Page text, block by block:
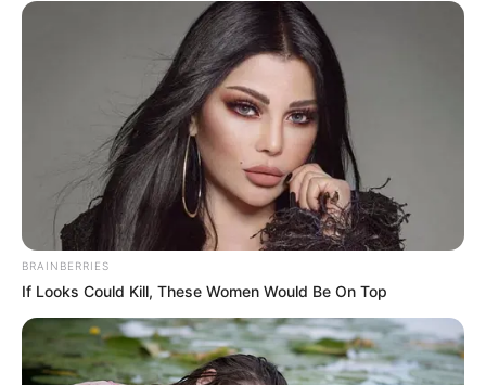
BRAINBERRIES
If Looks Could Kill, These Women Would Be On Top